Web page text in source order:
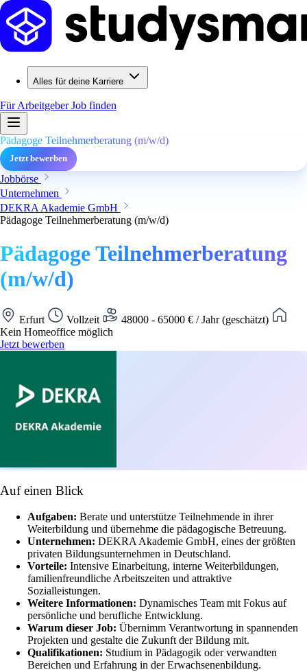
Alles für deine Karriere
Für ArbeitgeberJob finden
Pädagoge Teilnehmerberatung (m/w/d)
Jetzt bewerben
Jobbörse
Unternehmen
DEKRA Akademie GmbH
Pädagoge Teilnehmerberatung (m/w/d)
Pädagoge Teilnehmerberatung
(m/w/d)
Erfurt Vollzeit
48000 - 65000 € / Jahr (geschätzt)
Kein Homeoffice möglich
Jetzt bewerben
Auf einen Blick
Aufgaben: Berate und unterstütze Teilnehmende in ihrer
Weiterbildung und übernehme die pädagogische Betreuung.
Unternehmen: DEKRA Akademie GmbH, eines der größten
privaten Bildungsunternehmen in Deutschland.
Vorteile: Intensive Einarbeitung, interne Weiterbildungen,
familienfreundliche Arbeitszeiten und attraktive
Sozialleistungen.
Weitere Informationen: Dynamisches Team mit Fokus auf
persönliche und berufliche Entwicklung.
Warum dieser Job: Übernimm Verantwortung in spannenden
Projekten und gestalte die Zukunft der Bildung mit.
Qualifikationen: Studium in Pädagogik oder verwandten
Bereichen und Erfahrung in der Erwachsenenbildung.